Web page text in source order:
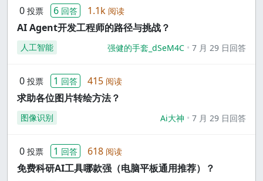
0 投票 6 回答 1.1k 阅读
AI Agent开发工程师的路径与挑战？
人工智能 强健的手套_dSeM4C 7 月 29 日回答
0 投票 1 回答 415 阅读
求助各位图片转绘方法？
图像识别 Ai大神 7 月 29 日回答
0 投票 1 回答 618 阅读
免费科研AI工具哪款强（电脑平板通用推荐）？